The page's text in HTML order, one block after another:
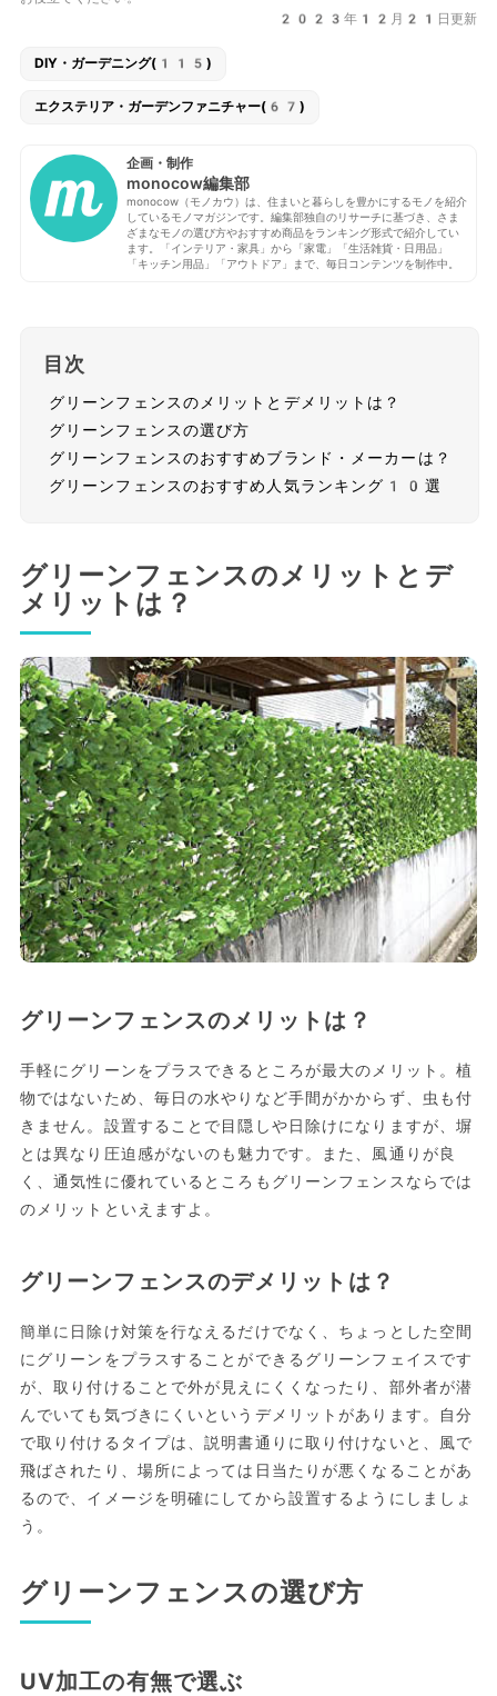
2023年12月21日更新
DIY・ガーデニング(115)
エクステリア・ガーデンファニチャー(67)
企画・制作
monocow編集部
monocow（モノカウ）は、住まいと暮らしを豊かにするモノを紹介
しているモノマガジンです。編集部独自のリサーチに基づき、さま
ざまなモノの選び方やおすすめ商品をランキング形式で紹介してい
ます。「インテリア・家具」から「家電」「生活雑貨・日用品」
「キッチン用品」「アウトドア」まで、毎日コンテンツを制作中。
目次
グリーンフェンスのメリットとデメリットは？
グリーンフェンスの選び方
グリーンフェンスのおすすめブランド・メーカーは？
グリーンフェンスのおすすめ人気ランキング10選
グリーンフェンスのメリットとデ
メリットは？
グリーンフェンスのメリットは？
手軽にグリーンをプラスできるところが最大のメリット。植
物ではないため、毎日の水やりなど手間がかからず、虫も付
きません。設置することで目隠しや日除けになりますが、塀
とは異なり圧迫感がないのも魅力です。また、風通りが良
く、通気性に優れているところもグリーンフェンスならでは
のメリットといえますよ。
グリーンフェンスのデメリットは？
簡単に日除け対策を行なえるだけでなく、ちょっとした空間
にグリーンをプラスすることができるグリーンフェイスです
が、取り付けることで外が見えにくくなったり、部外者が潜
んでいても気づきにくいというデメリットがあります。自分
で取り付けるタイプは、説明書通りに取り付けないと、風で
飛ばされたり、場所によっては日当たりが悪くなることがあ
るので、イメージを明確にしてから設置するようにしましょ
う。
グリーンフェンスの選び方
UV加工の有無で選ぶ